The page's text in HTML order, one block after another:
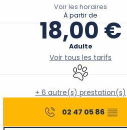
Voir les horaires
À partir de
18,00 €
Adulte
Voir tous les tarifs
Animaux
+ 6 autre(s) prestation(s)
02 47 05 86 ▒▒